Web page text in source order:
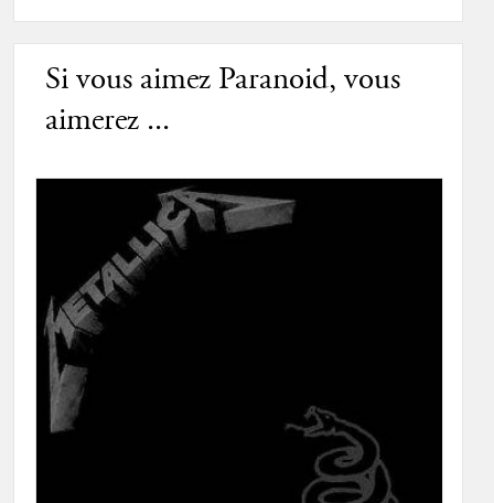
Si vous aimez Paranoid, vous
aimerez ...